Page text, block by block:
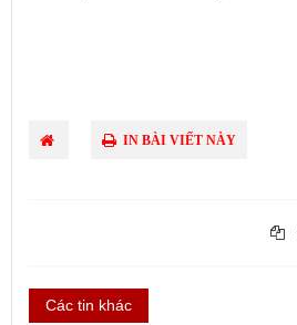
IN BÀI VIẾT NÀY
Các tin khác